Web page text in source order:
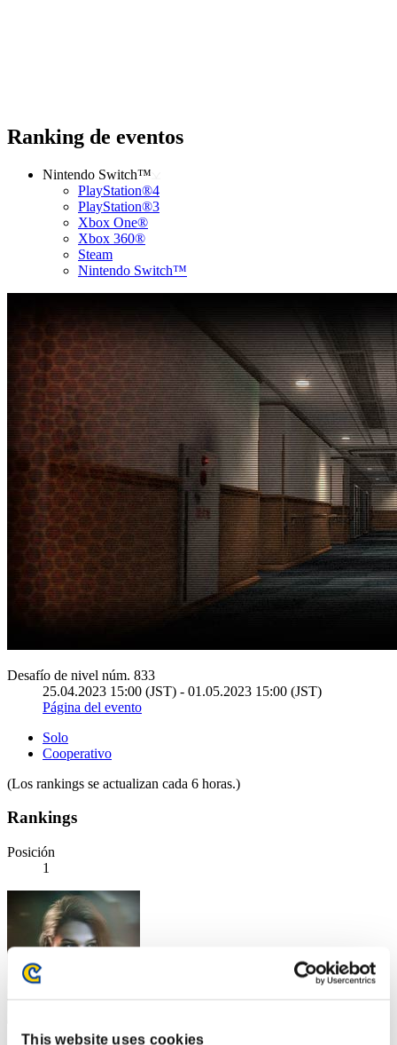
This website uses cookies
Ranking de eventos
Nintendo Switch™
PlayStation®4
PlayStation®3
Xbox One®
Xbox 360®
Steam
Nintendo Switch™
Desafío de nivel núm. 833
25.04.2023 15:00 (JST) - 01.05.2023 15:00 (JST)
Página del evento
Solo
Cooperativo
(Los rankings se actualizan cada 6 horas.)
Rankings
Posición
1